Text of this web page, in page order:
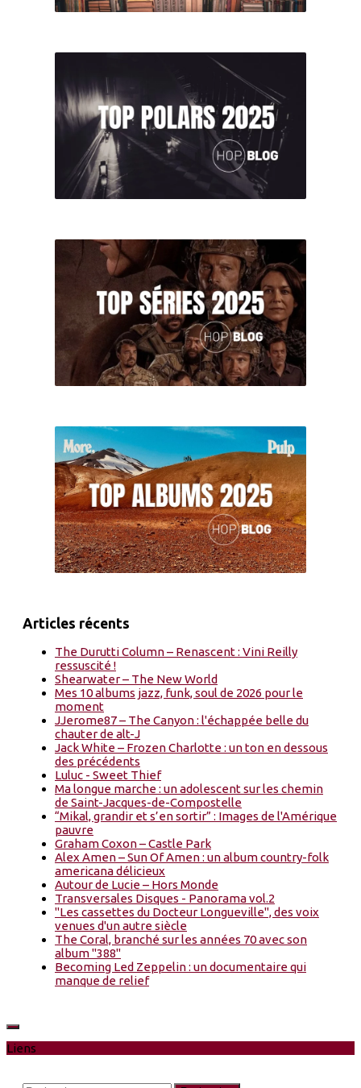
Articles récents
The Durutti Column – Renascent : Vini Reilly
ressuscité !
Shearwater – The New World
Mes 10 albums jazz, funk, soul de 2026 pour le
moment
JJerome87 – The Canyon : l'échappée belle du
chauter de alt-J
Jack White – Frozen Charlotte : un ton en dessous
des précédents
Luluc - Sweet Thief
Ma longue marche : un adolescent sur les chemin
de Saint-Jacques-de-Compostelle
“Mikal, grandir et s’en sortir” : Images de l'Amérique
pauvre
Graham Coxon – Castle Park
Alex Amen – Sun Of Amen : un album country-folk
americana délicieux
Autour de Lucie – Hors Monde
Transversales Disques - Panorama vol.2
"Les cassettes du Docteur Longueville", des voix
venues d'un autre siècle
The Coral, branché sur les années 70 avec son
album "388"
Becoming Led Zeppelin : un documentaire qui
manque de relief
Liens